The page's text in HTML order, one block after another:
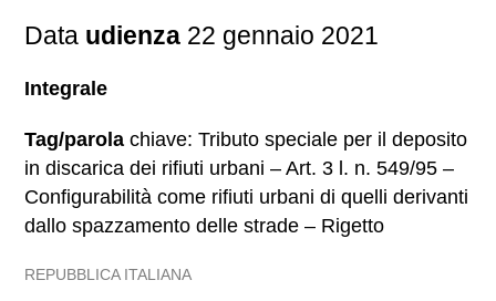
Data udienza 22 gennaio 2021
Integrale
Tag/parola chiave: Tributo speciale per il deposito
in discarica dei rifiuti urbani – Art. 3 l. n. 549/95 –
Configurabilità come rifiuti urbani di quelli derivanti
dallo spazzamento delle strade – Rigetto
REPUBBLICA ITALIANA